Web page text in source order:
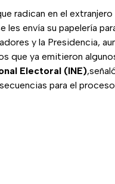
radican en el extranjero
les envía su papelería
y la Presidencia,
que ya emitieron
Electoral (INE)
para el